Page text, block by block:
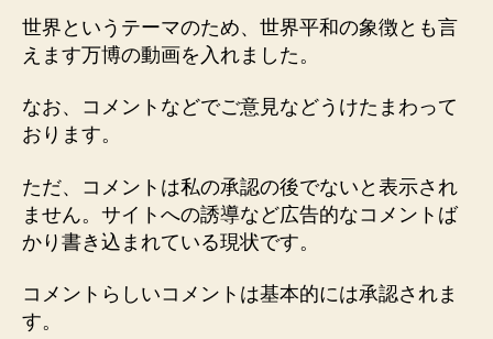
世界というテーマのため、世界平和の象徴とも言
えます万博の動画を入れました。
なお、コメントなどでご意見などうけたまわって
おります。
ただ、コメントは私の承認の後でないと表示され
ません。サイトへの誘導など広告的なコメントば
かり書き込まれている現状です。
コメントらしいコメントは基本的には承認されま
す。